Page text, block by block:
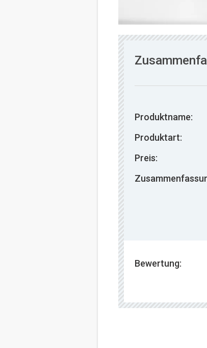
Produktname:
Produktart:
Preis:
Bewertung: